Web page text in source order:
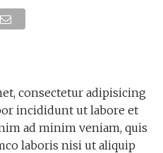
consectetur adipisicing
incididunt ut labore et
ad minim veniam, quis
laboris nisi ut aliquip